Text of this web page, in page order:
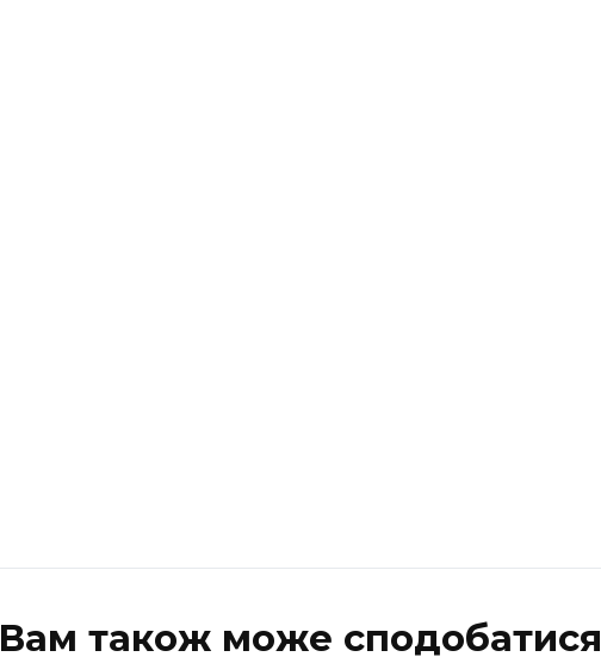
Вам також може сподобатися